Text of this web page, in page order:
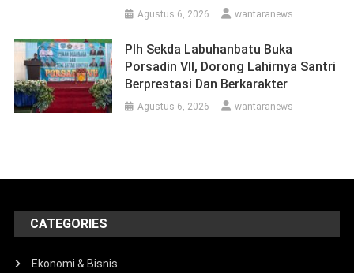
Agustus 6, 2026 wantaranews
Plh Sekda Labuhanbatu Buka
Porsadin VII, Dorong Lahirnya Santri
Berprestasi Dan Berkarakter
Agustus 6, 2026 wantaranews
CATEGORIES
Ekonomi & Bisnis